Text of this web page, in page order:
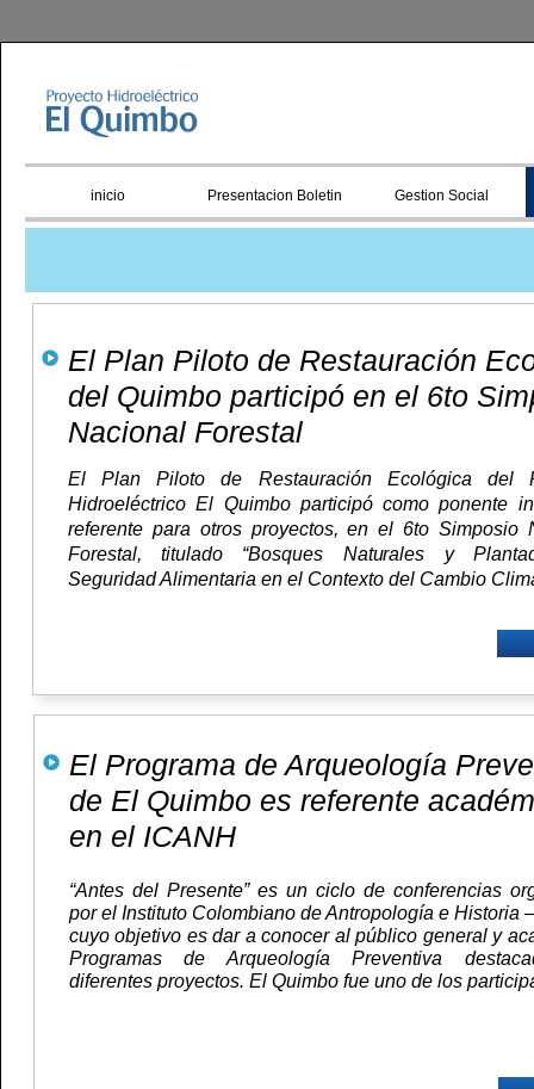
inicio Presentacion Boletin Gestion Social
El Plan Piloto de Restauración
del Quimbo participó en el 6to
Nacional Forestal
El Plan Piloto de Restauración Ecológica del
Hidroeléctrico El Quimbo participó como ponente
referente para otros proyectos, en el 6to Simposio
Forestal, titulado “Bosques Naturales y
Seguridad Alimentaria en el Contexto del Cambio
El Programa de Arqueología
de El Quimbo es referente
en el ICANH
“Antes del Presente” es un ciclo de conferencias
por el Instituto Colombiano de Antropología e Historia
cuyo objetivo es dar a conocer al público general y
Programas de Arqueología Preventiva
diferentes proyectos. El Quimbo fue uno de los